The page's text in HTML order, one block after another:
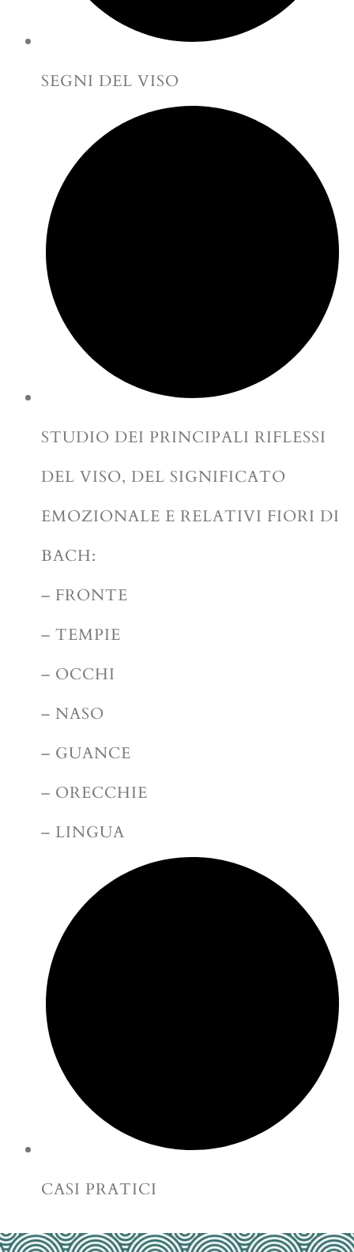
SEGNI DEL VISO
STUDIO DEI PRINCIPALI RIFLESSI
DEL VISO, DEL SIGNIFICATO
EMOZIONALE E RELATIVI FIORI DI
BACH:
– FRONTE
– TEMPIE
– OCCHI
– NASO
– GUANCE
– ORECCHIE
– LINGUA
CASI PRATICI